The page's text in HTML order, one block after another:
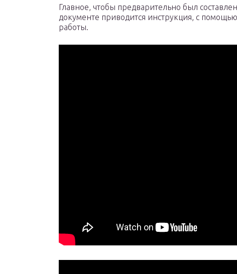
Главное, чтобы предварительно был
документе приводится инструкция, с
работы.